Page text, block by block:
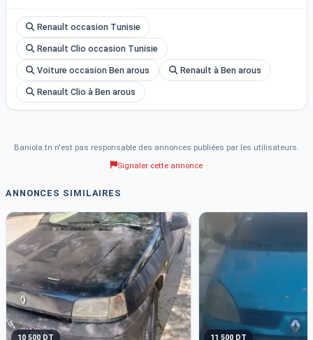
Renault occasion Tunisie
Renault Clio occasion Tunisie
Voiture occasion Ben arous Renault à Ben arous
Renault Clio à Ben arous
Baniola.tn n'est pas responsable des annonces publiées par les utilisateurs.
Signaler cette annonce
ANNONCES SIMILAIRES
10 500 DT 11 500 DT